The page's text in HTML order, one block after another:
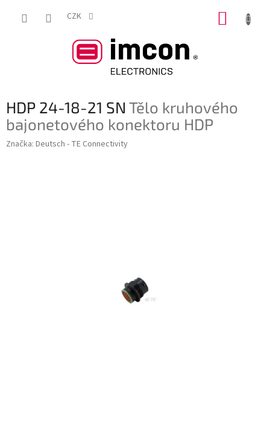
CZK
HDP 24-18-21 SN Tělo kruhového
bajonetového konektoru HDP
Značka: Deutsch - TE Connectivity